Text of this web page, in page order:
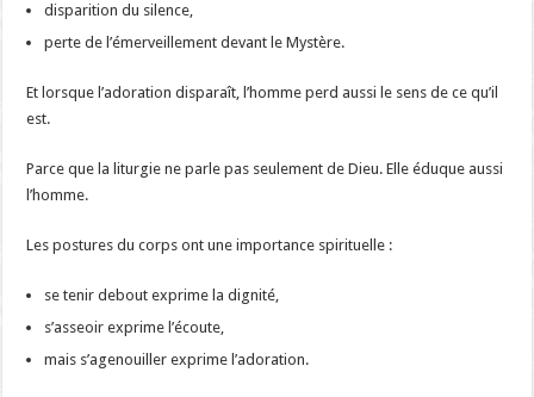
disparition du silence,
perte de l’émerveillement devant le Mystère.
Et lorsque l’adoration disparaît, l’homme perd aussi le sens de ce qu’il
est.
Parce que la liturgie ne parle pas seulement de Dieu. Elle éduque aussi
l’homme.
Les postures du corps ont une importance spirituelle :
se tenir debout exprime la dignité,
s’asseoir exprime l’écoute,
mais s’agenouiller exprime l’adoration.